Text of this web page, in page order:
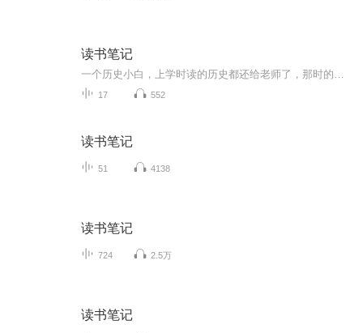
读书笔记
17 552
读书笔记
51 4138
读书笔记
724 2.5万
读书笔记